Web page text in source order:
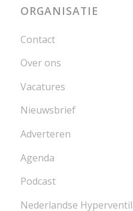
ORGANISATIE
Contact
Over ons
Vacatures
Nieuwsbrief
Adverteren
Agenda
Podcast
Nederlandse